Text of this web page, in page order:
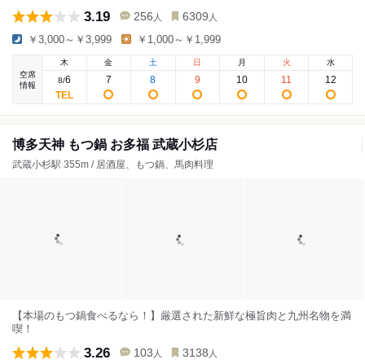
3.19 256 人 6309 人
￥3,000～￥3,999 ￥1,000～￥1,999
空席
情報
木
8/6
金
7
土
8
日
9
月
10
火
11
水
12
博多天神 もつ鍋 お多福 武蔵小杉店
武蔵小杉駅 355m / 居酒屋、もつ鍋、馬肉料理
【本場のもつ鍋食べるなら！】厳選された新鮮な極旨肉と九州名物を満
喫！
3.26 103 人 3138 人